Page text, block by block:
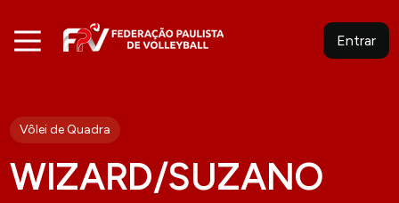
Entrar
Vôlei de Quadra
WIZARD/SUZANO